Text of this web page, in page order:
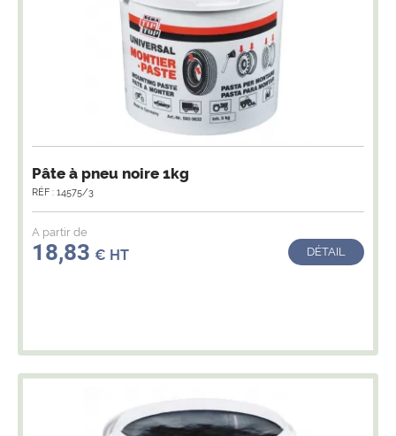
Pâte à pneu noire 1kg
RÉF : 14575/3
A partir de
18,83 € HT DÉTAIL